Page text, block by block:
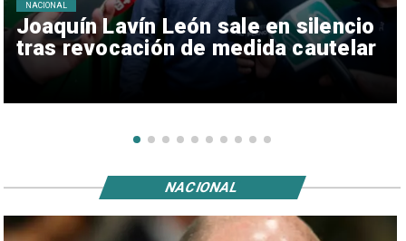
Joaquín Lavín León sale en silencio
tras revocación de medida cautelar
NACIONAL
NACIONAL